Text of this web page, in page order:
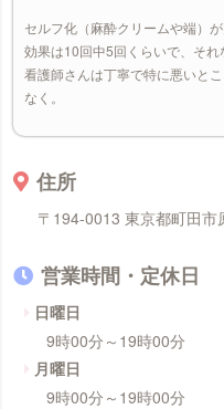
セルフ化（麻酔クリームや端）
効果は10回中5回くらいで、それ
看護師さんは丁寧で特に悪いと
なく。
住所
〒194-0013 東京都町田
営業時間・定休日
日曜日
9時00分～19時00分
月曜日
9時00分～19時00分